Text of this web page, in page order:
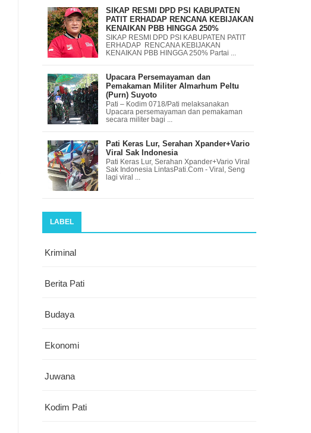
SIKAP RESMI DPD PSI KABUPATEN
PATIT ERHADAP RENCANA KEBIJAKAN
KENAIKAN PBB HINGGA 250%
SIKAP RESMI DPD PSI KABUPATEN PATIT
ERHADAP RENCANA KEBIJAKAN
KENAIKAN PBB HINGGA 250% Partai ...
Upacara Persemayaman dan
Pemakaman Militer Almarhum Peltu
(Purn) Suyoto
Pati – Kodim 0718/Pati melaksanakan
Upacara persemayaman dan pemakaman
secara militer bagi ...
Pati Keras Lur, Serahan Xpander+Vario
Viral Sak Indonesia
Pati Keras Lur, Serahan Xpander+Vario Viral
Sak Indonesia LintasPati.Com - Viral, Seng
lagi viral ...
LABEL
Kriminal
Berita Pati
Budaya
Ekonomi
Juwana
Kodim Pati